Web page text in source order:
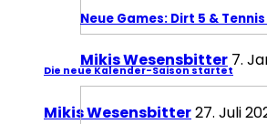
Die neue Kalender-Saison startet
Mikis Wesensbitter27. Juli
Neue Games: Dirt 5 &
Mikis Wesensbitter 7.